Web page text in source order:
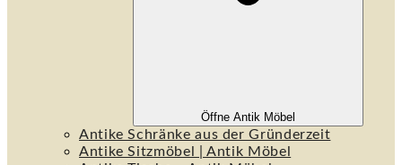
Öffne Antik Möbel
Antike Schränke aus der Gründerzeit
Antike Sitzmöbel | Antik Möbel